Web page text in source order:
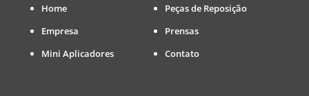
Home
Empresa
Mini Aplicadores
Peças de Reposição
Prensas
Contato